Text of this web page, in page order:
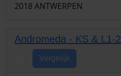
2018 ANTWERPEN
Andromeda - KS & L1-2
Vergelijk